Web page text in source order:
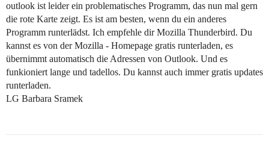
outlook ist leider ein problematisches Programm, das nun mal gern
die rote Karte zeigt. Es ist am besten, wenn du ein anderes
Programm runterlädst. Ich empfehle dir Mozilla Thunderbird. Du
kannst es von der Mozilla - Homepage gratis runterladen, es
übernimmt automatisch die Adressen von Outlook. Und es
funkioniert lange und tadellos. Du kannst auch immer gratis updates
runterladen.
LG Barbara Sramek